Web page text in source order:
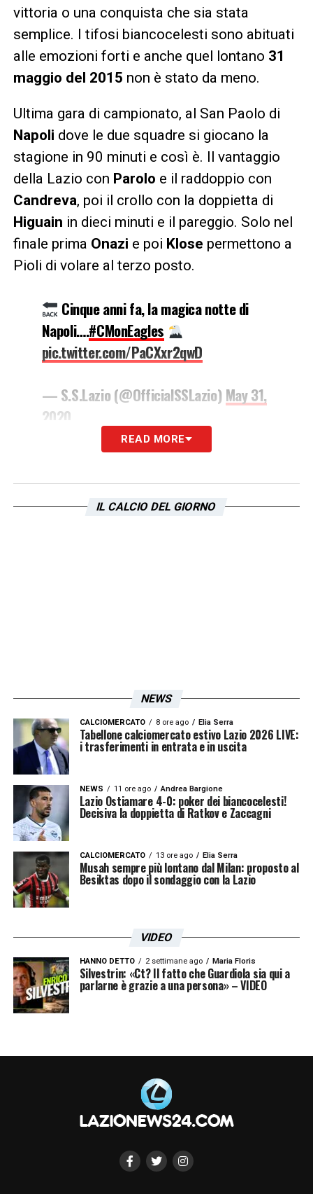
vittoria o una conquista che sia stata
semplice. I tifosi biancocelesti sono abituati
alle emozioni forti e anche quel lontano 31
maggio del 2015 non è stato da meno.
Ultima gara di campionato, al San Paolo di
Napoli dove le due squadre si giocano la
stagione in 90 minuti e così è. Il vantaggio
della Lazio con Parolo e il raddoppio con
Candreva, poi il crollo con la doppietta di
Higuain in dieci minuti e il pareggio. Solo nel
finale prima Onazi e poi Klose permettono a
Pioli di volare al terzo posto.
Cinque anni fa, la magica notte di
Napoli….#CMonEagles
pic.twitter.com/PaCXxr2qwD
— S.S.Lazio (@OfficialSSLazio) May 31,
2020
Iscriviti gratis alla nostra
READ MORE
IL CALCIO DEL GIORNO
NEWS
CALCIOMERCATO 8 ore ago Elia Serra
Tabellone calciomercato estivo Lazio 2026 LIVE:
i trasferimenti in entrata e in uscita
NEWS 11 ore ago Andrea Bargione
Lazio Ostiamare 4-0: poker dei biancocelesti!
Decisiva la doppietta di Ratkov e Zaccagni
CALCIOMERCATO 13 ore ago Elia Serra
Musah sempre più lontano dal Milan: proposto al
Besiktas dopo il sondaggio con la Lazio
VIDEO
HANNO DETTO 2 settimane ago Maria Floris
Silvestrin: «Ct? Il fatto che Guardiola sia qui a
parlarne è grazie a una persona» – VIDEO